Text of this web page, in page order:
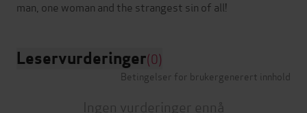
Leservurderinger(0)
Betingelser for brukergenerert innhold
Ingen vurderinger ennå